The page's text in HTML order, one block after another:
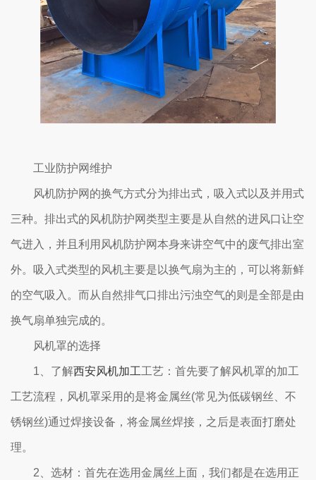
工业防护网维护
风机防护网的换气方式分为排出式，吸入式以及并用式
三种。排出式的风机防护网类型主要是从自然的进风口让空
气进入，并且利用风机防护网本身来讲空气中的废气排出室
外。吸入式类型的风机主要是以换气扇为主的，可以将新鲜
的空气吸入。而从自然排气口排出污浊空气的则是全部是由
换气扇单独完成的。
风机罩的选择
1、了解西安风机加工工艺：首先要了解风机罩的加工
工艺流程，风机罩采用的是将金属丝(常见为低碳钢丝、不
锈钢丝)通过焊接设备，将金属丝焊接，之后是表面打磨处
理。
2、选材：首先在选用金属丝上面，我们都是在选用正